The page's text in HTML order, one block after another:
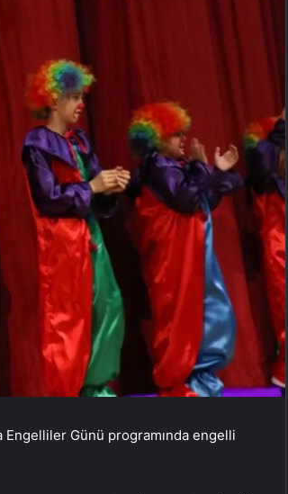
Günü programında engelli